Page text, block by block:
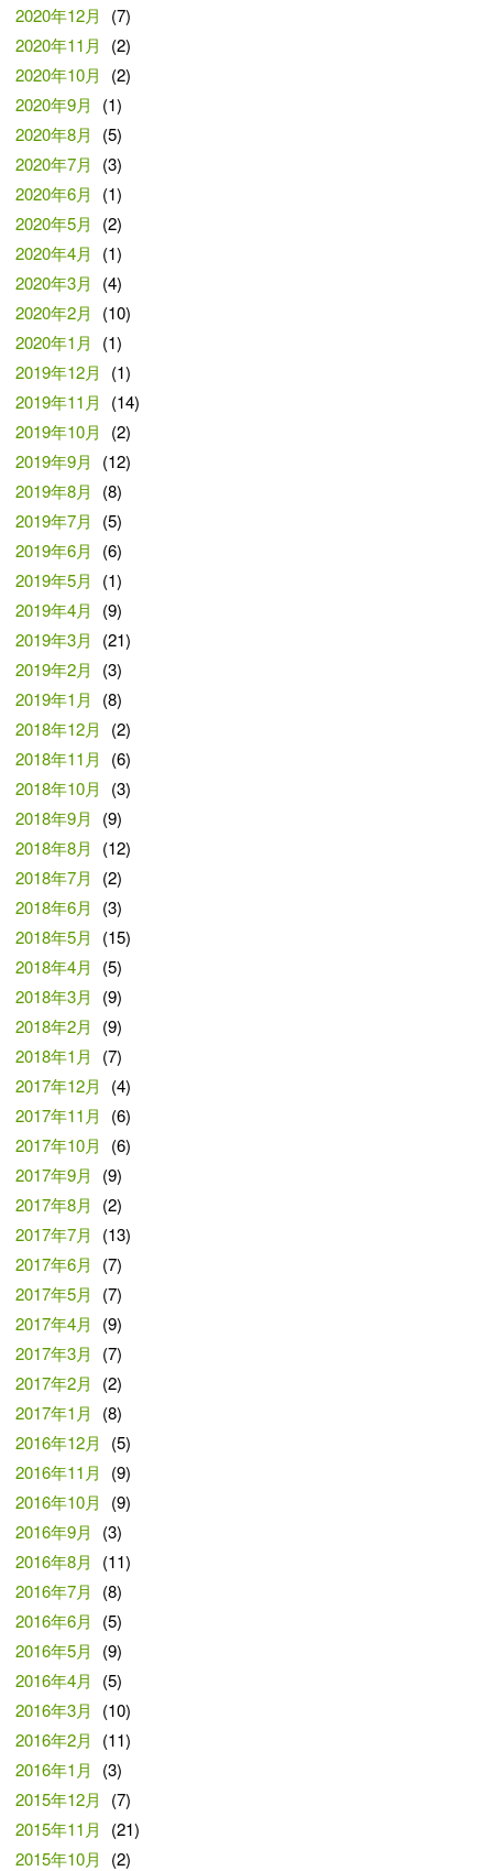
2020年12月
(7)
2020年11月
(2)
2020年10月
(2)
2020年9月
(1)
2020年8月
(5)
2020年7月
(3)
2020年6月
(1)
2020年5月
(2)
2020年4月
(1)
2020年3月
(4)
2020年2月
(10)
2020年1月
(1)
2019年12月
(1)
2019年11月
(14)
2019年10月
(2)
2019年9月
(12)
2019年8月
(8)
2019年7月
(5)
2019年6月
(6)
2019年5月
(1)
2019年4月
(9)
2019年3月
(21)
2019年2月
(3)
2019年1月
(8)
2018年12月
(2)
2018年11月
(6)
2018年10月
(3)
2018年9月
(9)
2018年8月
(12)
2018年7月
(2)
2018年6月
(3)
2018年5月
(15)
2018年4月
(5)
2018年3月
(9)
2018年2月
(9)
2018年1月
(7)
2017年12月
(4)
2017年11月
(6)
2017年10月
(6)
2017年9月
(9)
2017年8月
(2)
2017年7月
(13)
2017年6月
(7)
2017年5月
(7)
2017年4月
(9)
2017年3月
(7)
2017年2月
(2)
2017年1月
(8)
2016年12月
(5)
2016年11月
(9)
2016年10月
(9)
2016年9月
(3)
2016年8月
(11)
2016年7月
(8)
2016年6月
(5)
2016年5月
(9)
2016年4月
(5)
2016年3月
(10)
2016年2月
(11)
2016年1月
(3)
2015年12月
(7)
2015年11月
(21)
2015年10月
(2)